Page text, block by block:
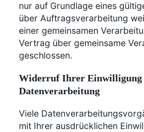
nur auf Grundlage eines
über Auftragsverarbeitung
einer gemeinsamen
Vertrag über gemeinsame
geschlossen.
Widerruf Ihrer Einwilligung
Datenverarbeitung
Viele
mit Ihrer ausdrücklichen